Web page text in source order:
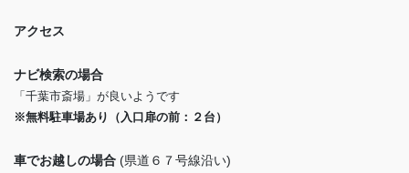
アクセス
ナビ検索の場合
「千葉市斎場」が良いようです
※無料駐車場あり（入口扉の前：２台）
車でお越しの場合 (県道６７号線沿い)